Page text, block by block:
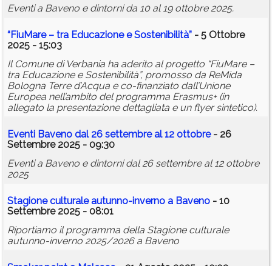
Eventi a Baveno e dintorni da 10 al 19 ottobre 2025.
“FiuMare – tra Educazione e Sostenibilità” - 5 Ottobre
2025 - 15:03
Il Comune di Verbania ha aderito al progetto “FiuMare –
tra Educazione e Sostenibilità”, promosso da ReMida
Bologna Terre d’Acqua e co-finanziato dall’Unione
Europea nell’ambito del programma Erasmus+ (in
allegato la presentazione dettagliata e un flyer sintetico).
Eventi Baveno dal 26 settembre al 12 ottobre- 26
Settembre 2025 - 09:30
Eventi a Baveno e dintorni dal 26 settembre al 12 ottobre
2025
Stagione culturale autunno-inverno a Baveno - 10
Settembre 2025 - 08:01
Riportiamo il programma della Stagione culturale
autunno-inverno 2025/2026 a Baveno